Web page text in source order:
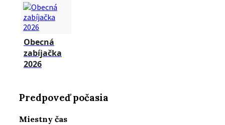
Obecná
zabíjačka
2026
Predpoveď počasia
Miestny čas